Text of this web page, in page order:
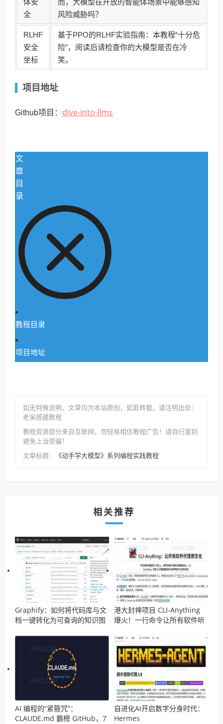
体安
全
而，大模型在开放的智能体场景中能够感知
风险威胁吗？
RLHF
安全
坐标
基于PPO的RLHF实验指南：本教程“十分危
险”，阅读后请检查你的大模型是否在冷
笑。
项目地址
Github项目： dive-into-llms
文
章
目
录
教程目录
项目地址
如无特殊说明，文章均为本站原创 ，如若转载，请注明出处：
老吴搭建教程
教程资源部分来自互联网，勿轻易相信教程广告！请自行鉴别
避免上当受骗！
文章标题：
《动手学大模型》系列编程实践教程
相关推荐
Graphify：如何将代码库与文
档一键转化为可查询的知识图
港大封神项目 CLI-Anything
爆火！一行命令让所有软件听
万星！
AI 编程的“紧箍咒”：
CLAUDE.md 霸榜 GitHub，7
自进化AI开启数字分身时代：
Hermes